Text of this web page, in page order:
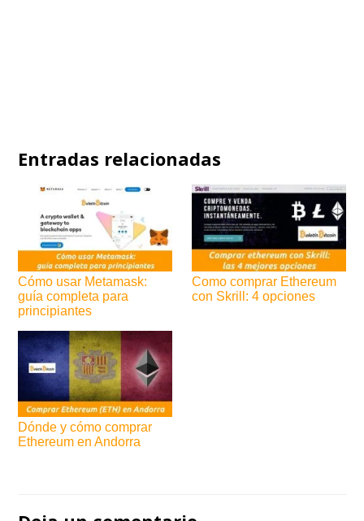
Entradas relacionadas
Cómo usar Metamask:
guía completa para
principiantes
Como comprar Ethereum
con Skrill: 4 opciones
Dónde y cómo comprar
Ethereum en Andorra